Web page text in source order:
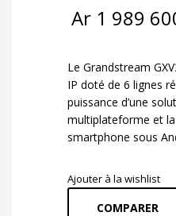
Ar 1 989
Le Grandstream
IP doté de 6 lignes
puissance d’une
multiplateforme et la
smartphone sous
Ajouter à la wishlist
COMPARER